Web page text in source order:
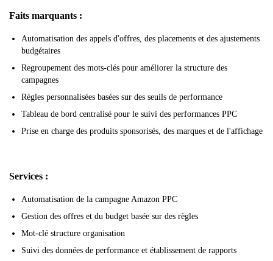
Faits marquants :
Automatisation des appels d'offres, des placements et des ajustements
budgétaires
Regroupement des mots-clés pour améliorer la structure des
campagnes
Règles personnalisées basées sur des seuils de performance
Tableau de bord centralisé pour le suivi des performances PPC
Prise en charge des produits sponsorisés, des marques et de l'affichage
Services :
Automatisation de la campagne Amazon PPC
Gestion des offres et du budget basée sur des règles
Mot-clé structure organisation
Suivi des données de performance et établissement de rapports